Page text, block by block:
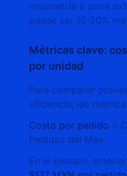
volumetría o zona
puede ser 10-20%
Métricas clave:
por unidad
Para comparar
eficiencia, las
Costo por pedido =
Pedidos del Mes
En el ejemplo